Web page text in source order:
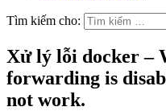
Tìm kiếm cho:
Xử lý lỗi docker –
forwarding is
not work.